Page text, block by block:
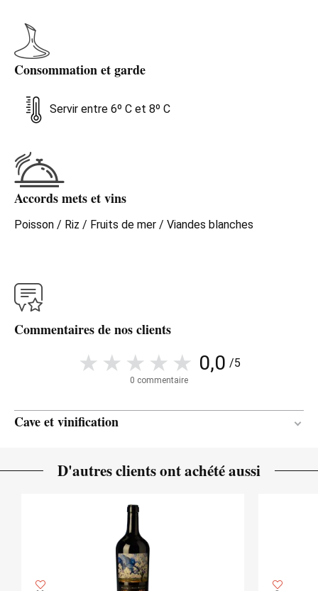
Consommation et garde
Servir entre 6º C et 8º C
Accords mets et vins
Poisson / Riz / Fruits de mer / Viandes blanches
Commentaires de nos clients
0,0 /5
0 commentaire
Cave et vinification
VINIFICATIOND'autres clients ont achété aussi